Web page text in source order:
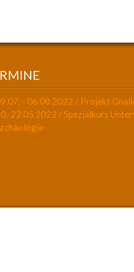
- 06.08.2022 / Projekt
22.05.2022 / Spezialkurs